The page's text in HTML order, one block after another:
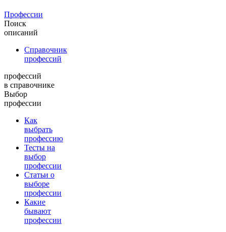
Профессии
Поиск
описаний
Справочник
профессий
профессий
в справочнике
Выбор
профессии
Как
выбрать
профессию
Тесты на
выбор
профессии
Статьи о
выборе
профессии
Какие
бывают
профессии